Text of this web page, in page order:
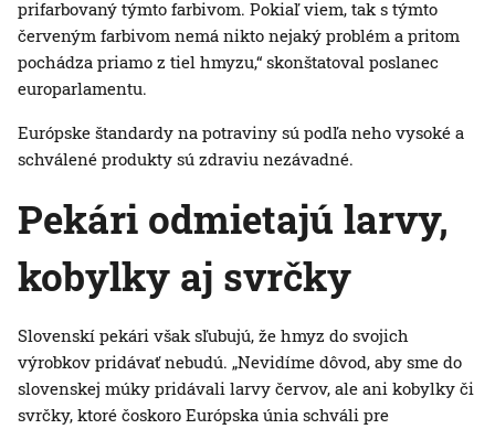
prifarbovaný týmto farbivom. Pokiaľ viem, tak s týmto
červeným farbivom nemá nikto nejaký problém a pritom
pochádza priamo z tiel hmyzu,“ skonštatoval poslanec
europarlamentu.
Európske štandardy na potraviny sú podľa neho vysoké a
schválené produkty sú zdraviu nezávadné.
Pekári odmietajú larvy,
kobylky aj svrčky
Slovenskí pekári však sľubujú, že hmyz do svojich
výrobkov pridávať nebudú. „Nevidíme dôvod, aby sme do
slovenskej múky pridávali larvy červov, ale ani kobylky či
svrčky, ktoré čoskoro Európska únia schváli pre